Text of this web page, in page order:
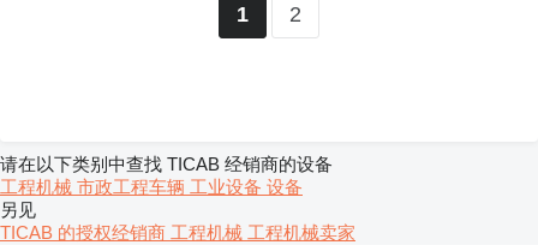
1 2
请在以下类别中查找 TICAB 经销商的设备
工程机械 市政工程车辆 工业设备 设备
另见
TICAB 的授权经销商 工程机械 工程机械卖家